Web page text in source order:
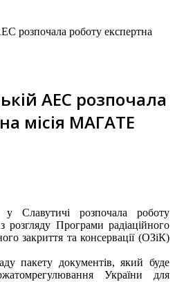
розпочала роботу експертна
АЕС розпочала
місія МАГАТЕ
Славутичі розпочала роботу
Програми радіаційного
закриття та консервації (ОЗіК)
пакету документів, який буде
України для